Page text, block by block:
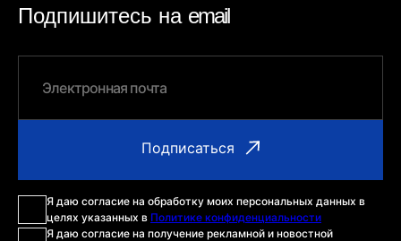
Подпишитесь на email
Я даю согласие на обработку моих персональных данных в
целях указанных в Политике конфиденциальности
Я даю согласие на получение рекламной и новостной